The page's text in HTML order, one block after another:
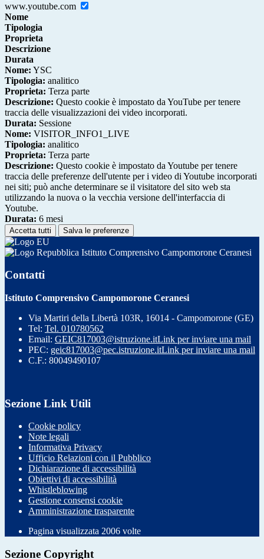
www.youtube.com
Nome
Tipologia
Proprieta
Descrizione
Durata
Nome: YSC
Tipologia: analitico
Proprieta: Terza parte
Descrizione: Questo cookie è impostato da YouTube per tenere
traccia delle visualizzazioni dei video incorporati.
Durata: Sessione
Nome: VISITOR_INFO1_LIVE
Tipologia: analitico
Proprieta: Terza parte
Descrizione: Questo cookie è impostato da Youtube per tenere
traccia delle preferenze dell'utente per i video di Youtube incorporati
nei siti; può anche determinare se il visitatore del sito web sta
utilizzando la nuova o la vecchia versione dell'interfaccia di
Youtube.
Durata: 6 mesi
Accetta tutti Salva le preferenze
Istituto Comprensivo Campomorone Ceranesi
Contatti
Istituto Comprensivo Campomorone Ceranesi
Via Martiri della Libertà 103R, 16014 - Campomorone (GE)
Tel: Tel. 010780562
Email: GEIC817003@istruzione.itLink per inviare una mail
PEC: geic817003@pec.istruzione.itLink per inviare una mail
C.F.: 80049490107
Sezione Link Utili
Cookie policy
Note legali
Informativa Privacy
Ufficio Relazioni con il Pubblico
Dichiarazione di accessibilità
Obiettivi di accessibilità
Whistleblowing
Gestione consensi cookie
Amministrazione trasparente
Pagina visualizzata 2006 volte
Sezione Copyright